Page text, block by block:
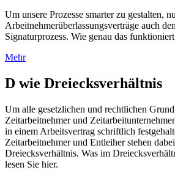
Um unsere Prozesse smarter zu gestalten,
Arbeitnehmerüberlassungsverträge auch
Signaturprozess. Wie genau das
Mehr
D wie Dreiecksverhältnis
Um alle gesetzlichen und rechtlichen
Zeitarbeitnehmer und
in einem Arbeitsvertrag schriftlich
Zeitarbeitnehmer und Entleiher stehen
Dreiecksverhältnis. Was im
lesen Sie hier.